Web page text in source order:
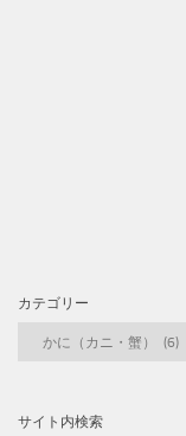
カテゴリー
サイト内検索